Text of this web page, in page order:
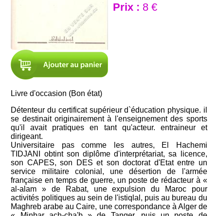
Prix : 8 €
Livre d'occasion (Bon état)
Détenteur du certificat supérieur d`éducation physique. il
se destinait originairement à l'enseignement des sports
qu'il avait pratiques en tant qu'acteur. entraineur et
dirigeant.
Universitaire pas comme les autres, El Hachemi
TIDJANI obtint son diplôme d'interprétariat, sa licence,
son CAPES, son DES et son doctorat d'Etat entre un
service militaire colonial, une désertion de l'armée
française en temps de guerre, un poste de rédacteur à «
al-alam » de Rabat, une expulsion du Maroc pour
activités politiques au sein de l'istiqlal, puis au bureau du
Maghreb arabe au Caire, une correspondance à Alger de